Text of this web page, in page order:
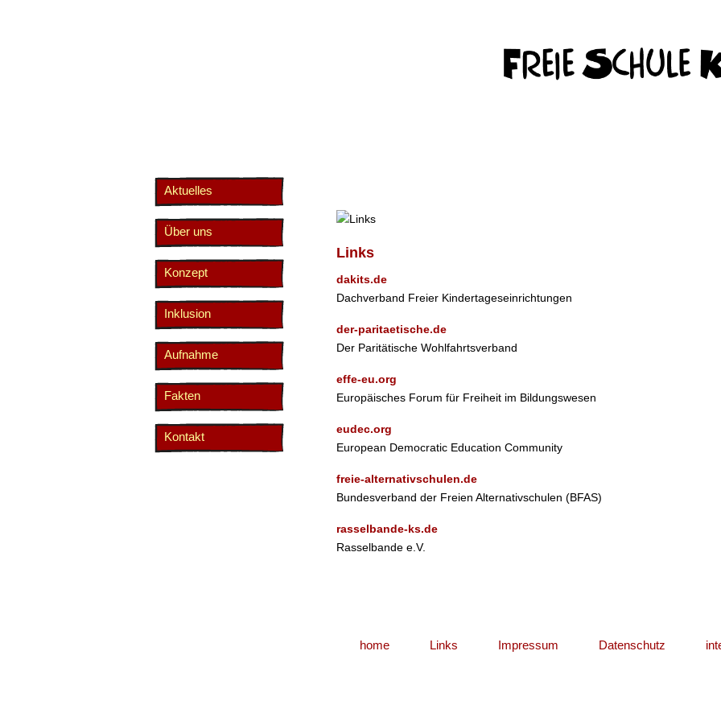
Aktuelles
Über uns
Konzept
Inklusion
Aufnahme
Fakten
Kontakt
Links
dakits.de
Dachverband Freier Kindertageseinrichtungen
der-paritaetische.de
Der Paritätische Wohlfahrtsverband
effe-eu.org
Europäisches Forum für Freiheit im Bildungswesen
eudec.org
European Democratic Education Community
freie-alternativschulen.de
Bundesverband der Freien Alternativschulen (BFAS)
rasselbande-ks.de
Rasselbande e.V.
home Links Impressum Datenschutz